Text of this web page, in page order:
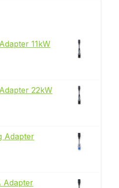
11kW
22kW
Adapter
Adapter